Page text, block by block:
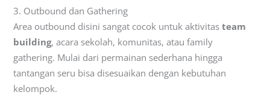
3. Outbound dan Gathering
Area outbound disini sangat cocok untuk aktivitasteam
building, acara sekolah, komunitas, atau family
gathering. Mulai dari permainan sederhana hingga
tantangan seru bisa disesuaikan dengan kebutuhan
kelompok.